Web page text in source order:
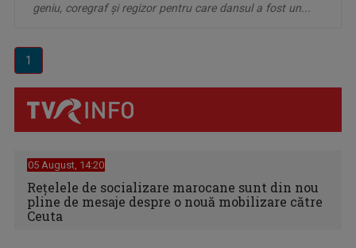
geniu, coregraf şi regizor pentru care dansul a fost un...
1
05 August, 14:20
Reţelele de socializare marocane sunt din nou
pline de mesaje despre o nouă mobilizare către
Ceuta